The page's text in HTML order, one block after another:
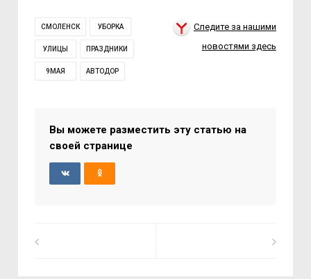
СМОЛЕНСК УБОРКА
УЛИЦЫ ПРАЗДНИКИ
9МАЯ АВТОДОР
Следите за нашими
новостями здесь
Вы можете разместить эту статью на
своей странице